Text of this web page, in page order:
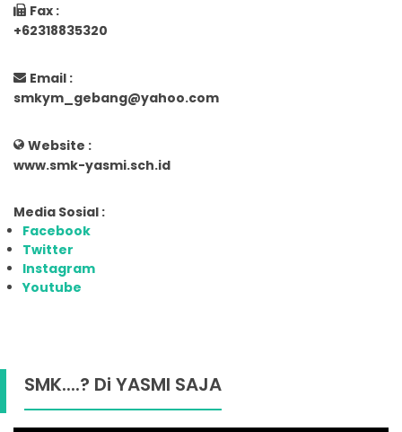
Fax :
+62318835320
Email :
smkym_gebang@yahoo.com
Website :
www.smk-yasmi.sch.id
Media Sosial :
Facebook
Twitter
Instagram
Youtube
SMK....? Di YASMI SAJA